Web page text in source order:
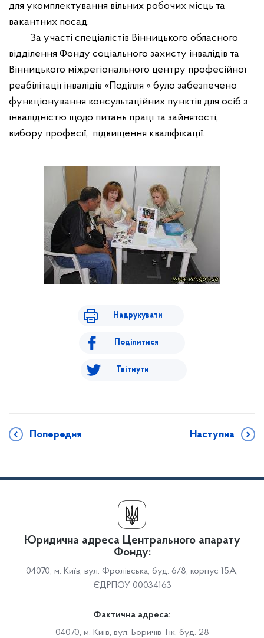
для укомплектування вільних робочих місць та
вакантних посад.
За участі спеціалістів Вінницького обласного
відділення Фонду соціального захисту інвалідів та
Вінницького міжрегіонального центру професійної
реабілітації інвалідів «Поділля » було забезпечено
функціонування консультаційних пунктів для осіб з
інвалідністю щодо питань праці та зайнятості,
вибору професії, підвищення кваліфікації.
Надрукувати
Поділитися
Твітнути
Попередня Наступна
Юридична адреса Центрального апарату
Фонду:
04070, м. Київ, вул. Фролівська, буд. 6/8, корпус 15А,
ЄДРПОУ 00034163
Фактична адреса:
04070, м. Київ, вул. Боричів Тік, буд. 28